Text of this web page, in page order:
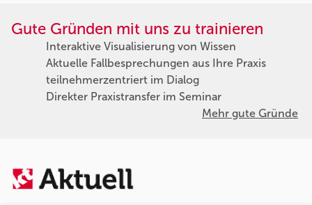
Gute Gründen mit uns zu trainieren
Interaktive Visualisierung von Wissen
Aktuelle Fallbesprechungen aus Ihre Praxis
teilnehmerzentriert im Dialog
Direkter Praxistransfer im Seminar
Mehr gute Gründe